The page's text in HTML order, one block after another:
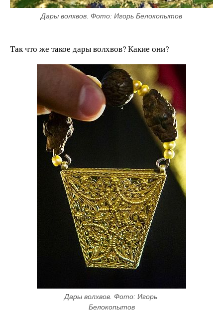
Дары волхвов. Фото: Игорь Белокопытов
Так что же такое дары волхвов? Какие они?
Дары волхвов. Фото: Игорь
Белокопытов